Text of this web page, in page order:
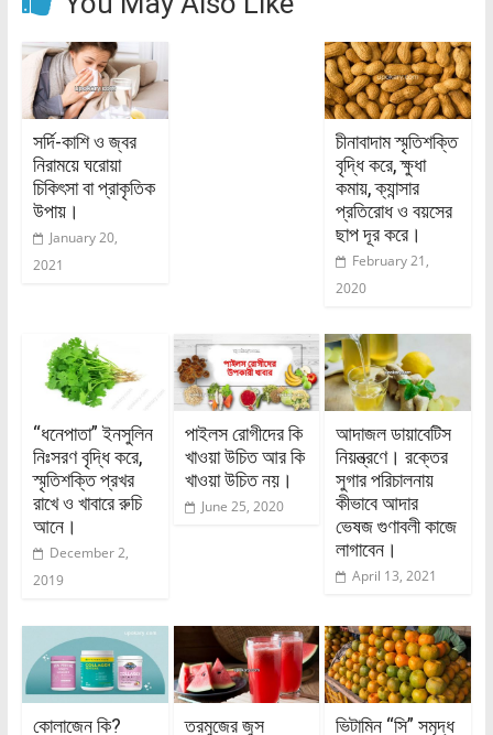
সর্দি-কাশি ও জ্বর
নিরাময়ে ঘরোয়া
চিকিৎসা বা প্রাকৃতিক
উপায়।
January 20,
2021
চীনাবাদাম স্মৃতিশক্তি
বৃদ্ধি করে, ক্ষুধা
কমায়, ক্যান্সার
প্রতিরোধ ও বয়সের
ছাপ দূর করে।
February 21,
2020
“ধনেপাতা” ইনসুলিন
নিঃসরণ বৃদ্ধি করে,
স্মৃতিশক্তি প্রখর
রাখে ও খাবারে রুচি
আনে।
December 2,
2019
পাইলস রোগীদের কি
খাওয়া উচিত আর কি
খাওয়া উচিত নয়।
June 25, 2020
আদাজল ডায়াবেটিস
নিয়ন্ত্রণে। রক্তের
সুগার পরিচালনায়
কীভাবে আদার
ভেষজ গুণাবলী কাজে
লাগাবেন।
April 13, 2021
কোলাজেন কি?
তরমুজের জুস
ভিটামিন “সি” সমৃদ্ধ